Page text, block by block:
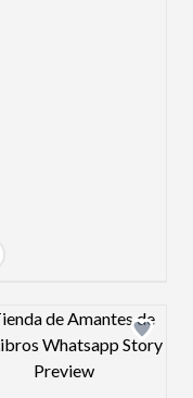
Design preview